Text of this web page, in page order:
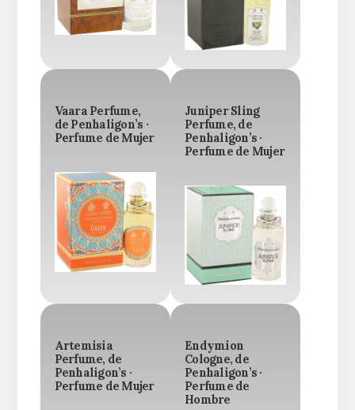
Vaara Perfume,
de Penhaligon’s ·
Perfume de Mujer
Juniper Sling
Perfume, de
Penhaligon’s ·
Perfume de Mujer
Artemisia
Perfume, de
Penhaligon’s ·
Perfume de Mujer
Endymion
Cologne, de
Penhaligon’s ·
Perfume de
Hombre